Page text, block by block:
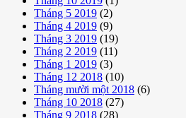
Tháng 5 2019 (2)
Tháng 4 2019 (9)
Tháng 3 2019 (19)
Tháng 2 2019 (11)
Tháng 1 2019 (3)
Tháng 12 2018 (10)
Tháng mười một 2018 (6)
Tháng 10 2018 (27)
Tháng 9 2018 (28)